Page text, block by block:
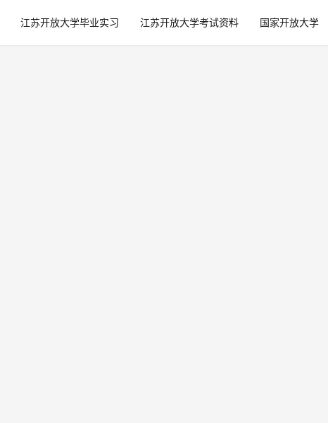
江苏开放大学毕业实习 江苏开放大学考试资料 国家开放大学